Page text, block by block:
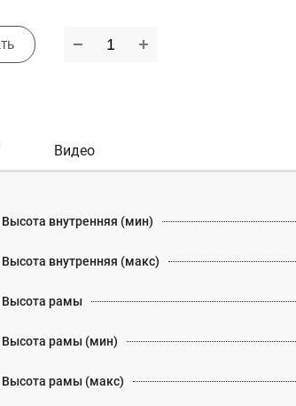
Видео
Высота внутренняя (мин)
Высота внутренняя (макс)
Высота рамы
Высота рамы (мин)
Высота рамы (макс)